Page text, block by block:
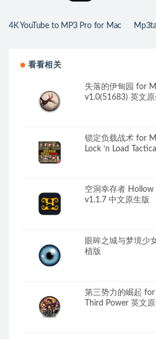
4K YouTube to MP3 Pro for Mac
看看相关
失落的伊甸园 for
v1.0(51683) 英文原
锁定负载战术 for
Lock ‘n Load
空洞幸存者
v1.1.7 中文原生版
眼眸之城与梦境少
植版
第三势力的崛起
Third Power 英文